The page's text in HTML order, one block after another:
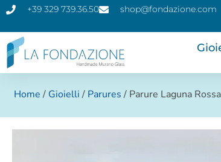
+39 329 739.36.50 shop@fondazione.com
Home / Gioielli / Parures / Parure Laguna